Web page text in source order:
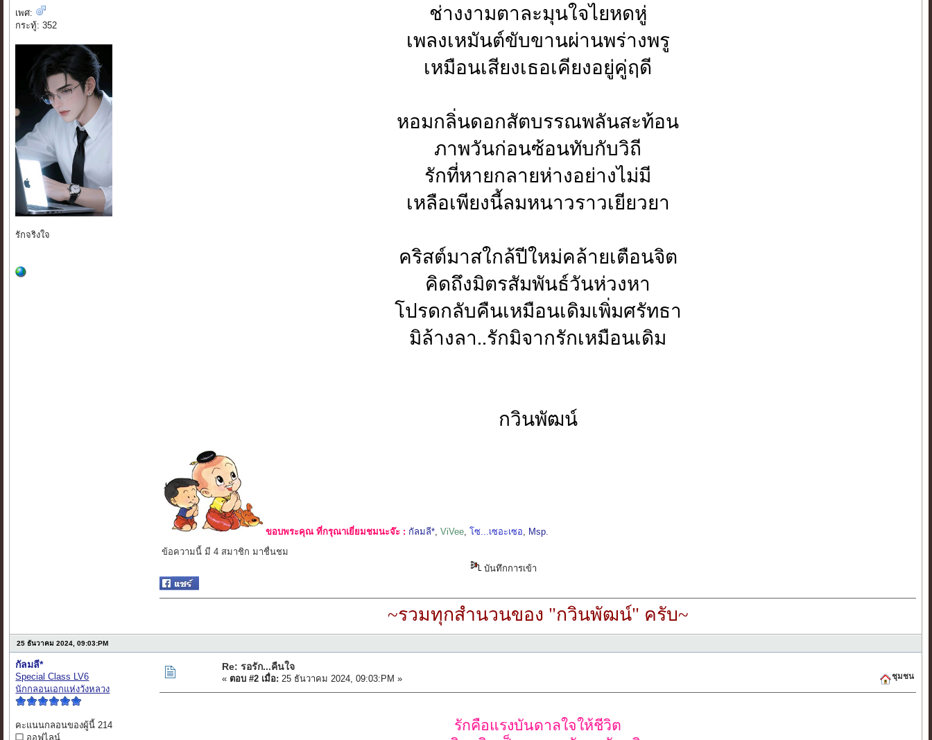
เพศ:
กระทู้: 352
รักจริงใจ
ช่างงามตาละมุนใจไยหดหู่
เพลงเหมันต์ขับขานผ่านพร่างพรู
เหมือนเสียงเธอเคียงอยู่คู่ฤดี
หอมกลิ่นดอกสัตบรรณพลันสะท้อน
ภาพวันก่อนซ้อนทับกับวิถี
รักที่หายกลายห่างอย่างไม่มี
เหลือเพียงนี้ลมหนาวราวเยียวยา
คริสต์มาสใกล้ปีใหม่คล้ายเตือนจิต
คิดถึงมิตรสัมพันธ์วันห่วงหา
โปรดกลับคืนเหมือนเดิมเพิ่มศรัทธา
มิล้างลา..รักมิจากรักเหมือนเดิม
กวินพัฒน์
ขอบพระคุณ ที่กรุณาเยี่ยมชมนะจ๊ะ : กัลมลี*,ViVee,โซ...เซอะเซอ, Msp.
ข้อความนี้ มี 4 สมาชิก มาชื่นชม
บันทึกการเข้า
~รวมทุกสำนวนของ "กวินพัฒน์" ครับ~
25 ธันวาคม 2024, 09:03:PM
กัลมลี*
Special Class LV6
นักกลอนเอกแห่งวังหลวง
คะแนนกลอนของผู้นี้ 214
ออฟไลน์
Re: รอรัก...คืนใจ
« ตอบ #2 เมื่อ: 25 ธันวาคม 2024, 09:03:PM » ชุมชน
รักคือแรงบันดาลใจให้ชีวิต